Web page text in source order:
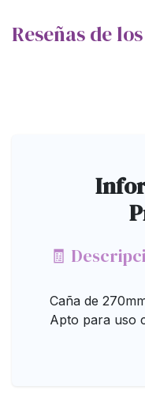
Reseñas de
🧾
Caña de
Apto para uso